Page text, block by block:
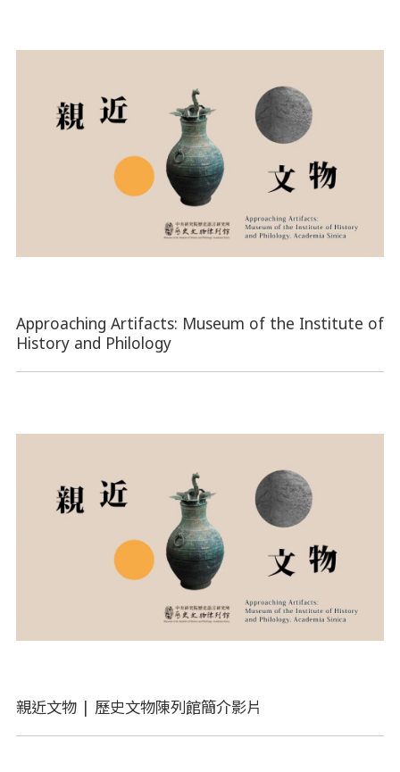
Approaching Artifacts: Museum of the Institute of
History and Philology
親近文物 | 歷史文物陳列館簡介影片